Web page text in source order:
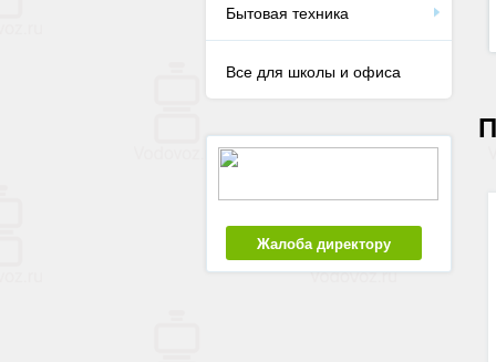
Бытовая техника
Все для школы и офиса
Жалоба директору